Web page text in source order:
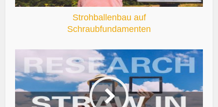
Strohballenbau auf
Schraubfundamenten